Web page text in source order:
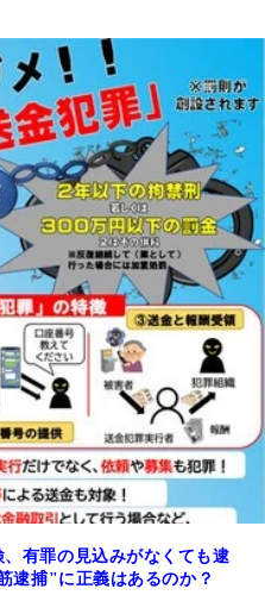
、有罪の見込みがなくても逮
捕"に正義はあるのか？